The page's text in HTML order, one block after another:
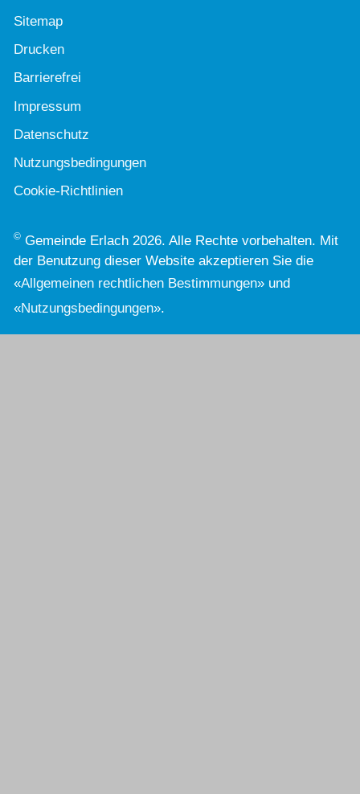
Sitemap
Drucken
Barrierefrei
Impressum
Datenschutz
Nutzungsbedingungen
Cookie-Richtlinien
© Gemeinde Erlach 2026. Alle Rechte vorbehalten. Mit
der Benutzung dieser Website akzeptieren Sie die
«Allgemeinen rechtlichen Bestimmungen» und
«Nutzungsbedingungen».